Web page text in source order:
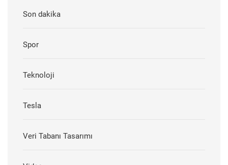
Son dakika
Spor
Teknoloji
Tesla
Veri Tabanı Tasarımı